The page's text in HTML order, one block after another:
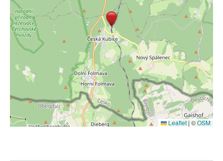
Leaflet | ©OSM